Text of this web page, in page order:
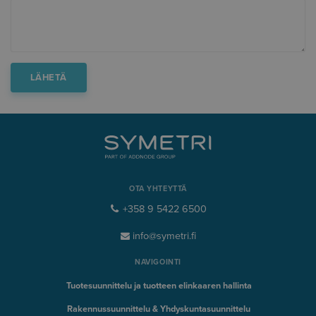
OTA YHTEYTTÄ
+358 9 5422 6500
info@symetri.fi
NAVIGOINTI
Tuotesuunnittelu ja tuotteen elinkaaren hallinta
Rakennussuunnittelu & Yhdyskuntasuunnittelu